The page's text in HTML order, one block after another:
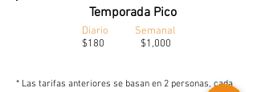
Temporada Pico
Diario Semanal
$180 $1,000
* Las tarifas anteriores se basan en 2 personas, cada